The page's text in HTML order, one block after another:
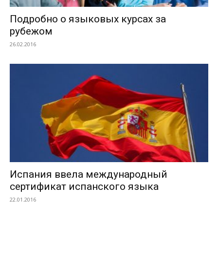
Подробно о языковых курсах за
рубежом
26.02.2016
Испания ввела международный
сертификат испанского языка
22.01.2016